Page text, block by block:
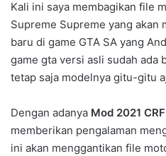
Kali ini saya membagikan file
Supreme Supreme yang akan
baru di game GTA SA yang
game gta versi asli sudah ada
tetap saja modelnya gitu-gitu
Dengan adanya Mod 2021
memberikan pengalaman
ini akan menggantikan file